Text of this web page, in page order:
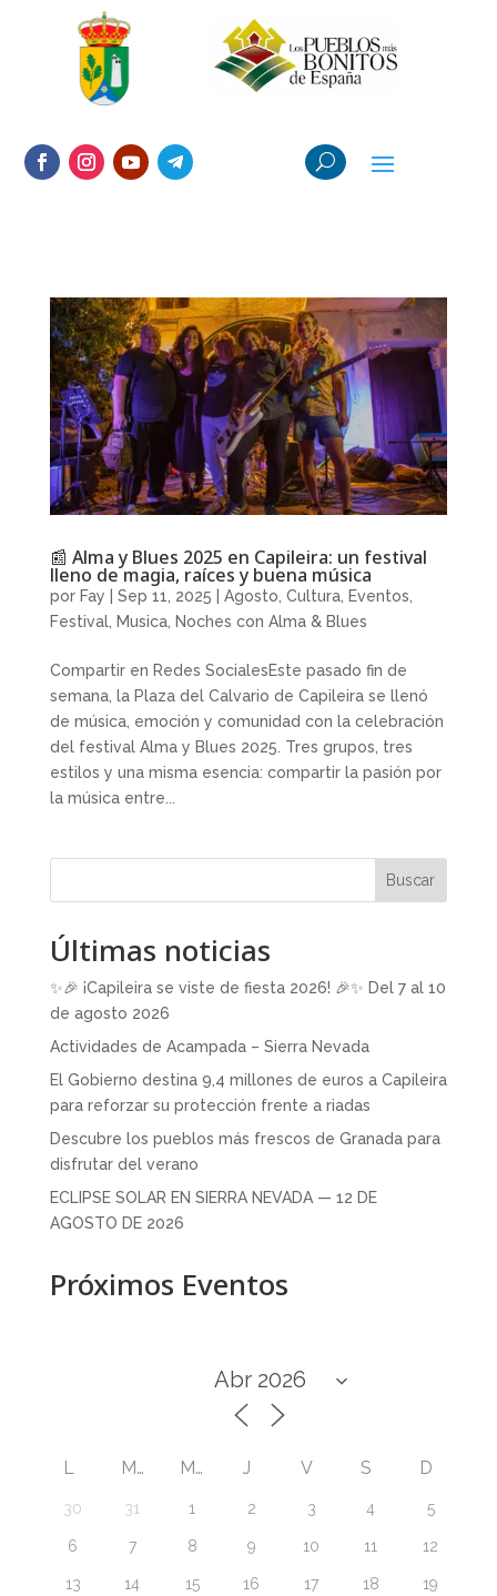
📰 Alma y Blues 2025 en Capileira: un festival
lleno de magia, raíces y buena música
por Fay Sep 11, 2025 Agosto, Cultura, Eventos,
Festival, Musica, Noches con Alma & Blues
Compartir en Redes SocialesEste pasado fin de
semana, la Plaza del Calvario de Capileira se llenó
de música, emoción y comunidad con la celebración
del festival Alma y Blues 2025. Tres grupos, tres
estilos y una misma esencia: compartir la pasión por
la música entre...
Buscar
Últimas noticias
✨🎉 ¡Capileira se viste de fiesta 2026! 🎉✨ Del 7 al 10
de agosto 2026
Actividades de Acampada – Sierra Nevada
El Gobierno destina 9,4 millones de euros a Capileira
para reforzar su protección frente a riadas
Descubre los pueblos más frescos de Granada para
disfrutar del verano
ECLIPSE SOLAR EN SIERRA NEVADA — 12 DE
AGOSTO DE 2026
Próximos Eventos
L M M J V S D
30 31 1 2 3 4 5
6 7 8 9 10 11 12
13 14 15 16 17 18 19